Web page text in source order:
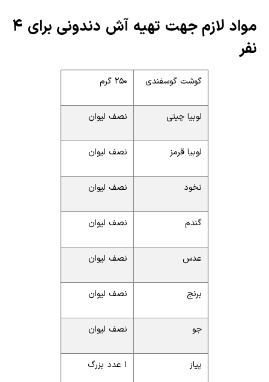
مواد لازم جهت تهیه آش دندونی برای 4
نفر
گوشت گوسفندی ۲۵۰ گرم
لوبیا چیتی نصف لیوان
لوبیا قرمز نصف لیوان
نخود نصف لیوان
گندم نصف لیوان
عدس نصف لیوان
برنج نصف لیوان
جو نصف لیوان
پیاز ۱ عدد بزرگ